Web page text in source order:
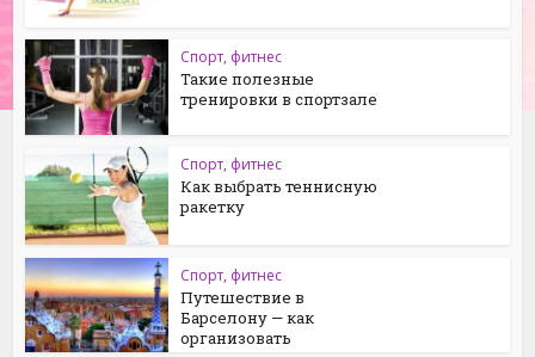
Спорт, фитнес
Такие полезные
тренировки в спортзале
Спорт, фитнес
Как выбрать теннисную
ракетку
Спорт, фитнес
Путешествие в
Барселону — как
организовать